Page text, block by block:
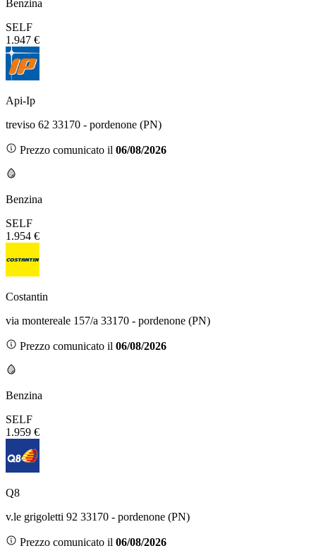
Benzina
SELF
1.947 €
Api-Ip
treviso 62 33170 - pordenone (PN)
Prezzo comunicato il 06/08/2026
Benzina
SELF
1.954 €
Costantin
via montereale 157/a 33170 - pordenone (PN)
Prezzo comunicato il 06/08/2026
Benzina
SELF
1.959 €
Q8
v.le grigoletti 92 33170 - pordenone (PN)
Prezzo comunicato il 06/08/2026